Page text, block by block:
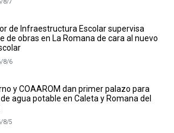
de Infraestructura Escolar supervisa
de obras en La Romana de cara al nuevo
8/6
y COAAROM dan primer palazo para
agua potable en Caleta y Romana del
8/5